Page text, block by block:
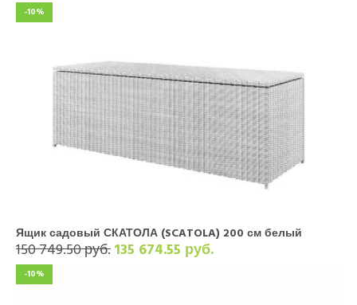
-10%
Ящик садовый СКАТОЛА (SCATOLA) 200 см белый
150 749.50 руб.135 674.55 руб.
-10%